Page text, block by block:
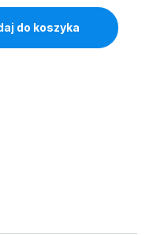
(100) quantity
do koszyka